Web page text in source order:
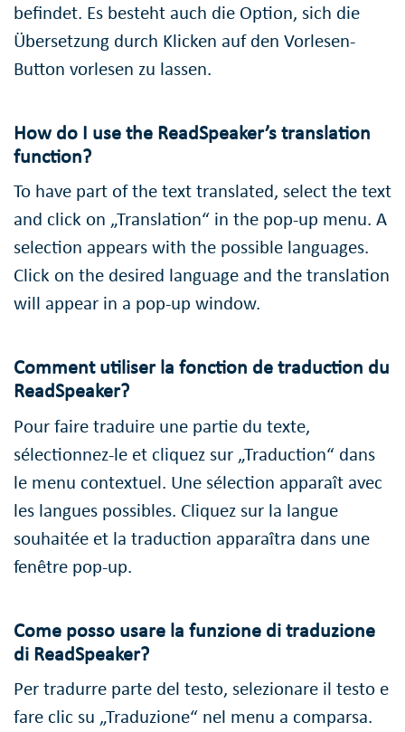
befindet. Es besteht auch die Option, sich die
Übersetzung durch Klicken auf den Vorlesen-
Button vorlesen zu lassen.
How do I use the ReadSpeaker’s translation
function?
To have part of the text translated, select the text
and click on „Translation“ in the pop-up menu. A
selection appears with the possible languages.
Click on the desired language and the translation
will appear in a pop-up window.
Comment utiliser la fonction de traduction du
ReadSpeaker?
Pour faire traduire une partie du texte,
sélectionnez-le et cliquez sur „Traduction“ dans
le menu contextuel. Une sélection apparaît avec
les langues possibles. Cliquez sur la langue
souhaitée et la traduction apparaîtra dans une
fenêtre pop-up.
Come posso usare la funzione di traduzione
di ReadSpeaker?
Per tradurre parte del testo, selezionare il testo e
fare clic su „Traduzione“ nel menu a comparsa.